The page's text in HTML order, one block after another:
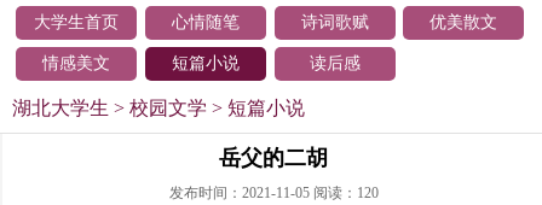
大学生首页 心情随笔 诗词歌赋 优美散文
情感美文 短篇小说 读后感
湖北大学生 > 校园文学 > 短篇小说
岳父的二胡
发布时间：2021-11-05 阅读： 120